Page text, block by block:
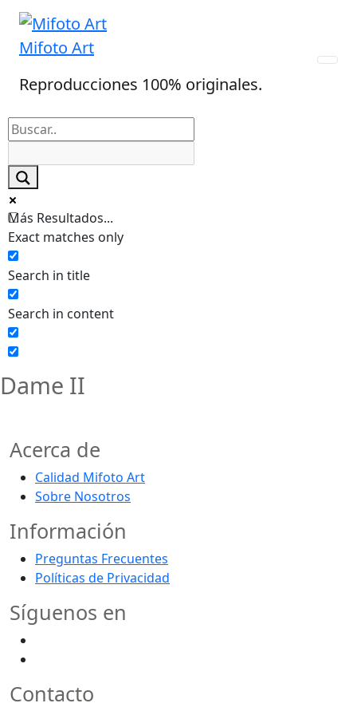
Skip
content
Mifoto Art
Reproducciones 100% originales.
Más Resultados...
Exact matches only
Search in title
Search in content
Dame II
Acerca de
Calidad Mifoto Art
Sobre Nosotros
Información
Preguntas Frecuentes
Políticas de Privacidad
Síguenos en
Contacto